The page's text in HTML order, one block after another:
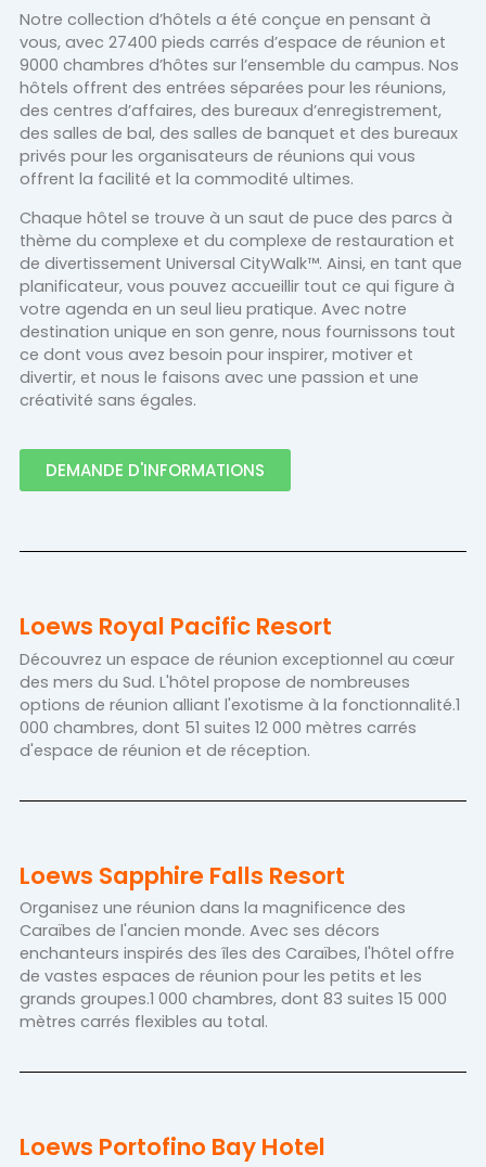
Notre collection d’hôtels a été conçue en pensant à
vous, avec 27400 pieds carrés d’espace de réunion et
9000 chambres d’hôtes sur l’ensemble du campus. Nos
hôtels offrent des entrées séparées pour les réunions,
des centres d’affaires, des bureaux d’enregistrement,
des salles de bal, des salles de banquet et des bureaux
privés pour les organisateurs de réunions qui vous
offrent la facilité et la commodité ultimes.
Chaque hôtel se trouve à un saut de puce des parcs à
thème du complexe et du complexe de restauration et
de divertissement Universal CityWalk™. Ainsi, en tant que
planificateur, vous pouvez accueillir tout ce qui figure à
votre agenda en un seul lieu pratique. Avec notre
destination unique en son genre, nous fournissons tout
ce dont vous avez besoin pour inspirer, motiver et
divertir, et nous le faisons avec une passion et une
créativité sans égales.
DEMANDE D'INFORMATIONS
Loews Royal Pacific Resort
Découvrez un espace de réunion exceptionnel au cœur
des mers du Sud. L'hôtel propose de nombreuses
options de réunion alliant l'exotisme à la fonctionnalité.1
000 chambres, dont 51 suites 12 000 mètres carrés
d'espace de réunion et de réception.
Loews Sapphire Falls Resort
Organisez une réunion dans la magnificence des
Caraïbes de l'ancien monde. Avec ses décors
enchanteurs inspirés des îles des Caraïbes, l'hôtel offre
de vastes espaces de réunion pour les petits et les
grands groupes.1 000 chambres, dont 83 suites 15 000
mètres carrés flexibles au total.
Loews Portofino Bay Hotel